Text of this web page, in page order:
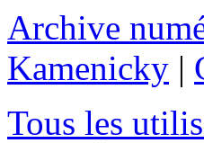
Archive
Kamenicky |
Tous les